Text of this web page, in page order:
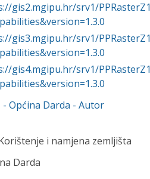
gis2.mgipu.hr/srv1/
gis3.mgipu.hr/srv1/
gis4.mgipu.hr/srv1/
- Općina Darda - Autor
i namjena zemljišta
Darda